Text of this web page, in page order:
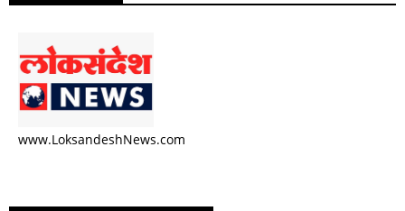
www.LoksandeshNews.com